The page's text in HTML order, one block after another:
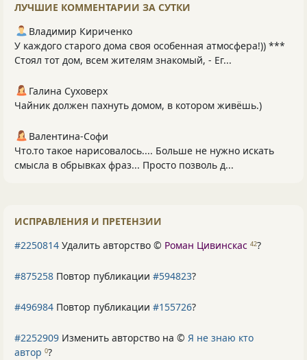
ЛУЧШИЕ КОММЕНТАРИИ ЗА СУТКИ
Владимир Кириченко
У каждого старого дома своя особенная атмосфера!)) ***
Стоял тот дом, всем жителям знакомый, - Ег...
Галина Суховерх
Чайник должен пахнуть домом, в котором живёшь.)
Валентина-Софи
Что.то такое нарисовалось.... Больше не нужно искать
смысла в обрывках фраз... Просто позволь д...
ИСПРАВЛЕНИЯ И ПРЕТЕНЗИИ
#2250814 Удалить авторство © Роман Цивинскас 42?
#875258 Повтор публикации #594823?
#496984 Повтор публикации #155726?
#2252909 Изменить авторство на © Я не знаю кто
автор 0?